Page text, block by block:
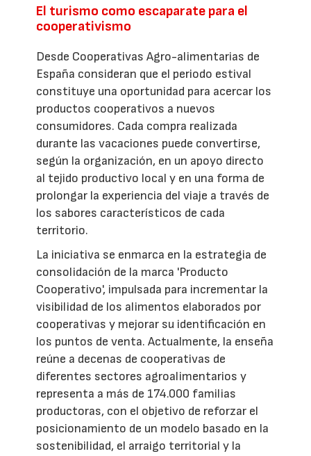
El turismo como escaparate para el
cooperativismo
Desde Cooperativas Agro-alimentarias de
España consideran que el periodo estival
constituye una oportunidad para acercar los
productos cooperativos a nuevos
consumidores. Cada compra realizada
durante las vacaciones puede convertirse,
según la organización, en un apoyo directo
al tejido productivo local y en una forma de
prolongar la experiencia del viaje a través de
los sabores característicos de cada
territorio.
La iniciativa se enmarca en la estrategia de
consolidación de la marca 'Producto
Cooperativo', impulsada para incrementar la
visibilidad de los alimentos elaborados por
cooperativas y mejorar su identificación en
los puntos de venta. Actualmente, la enseña
reúne a decenas de cooperativas de
diferentes sectores agroalimentarios y
representa a más de 174.000 familias
productoras, con el objetivo de reforzar el
posicionamiento de un modelo basado en la
sostenibilidad, el arraigo territorial y la